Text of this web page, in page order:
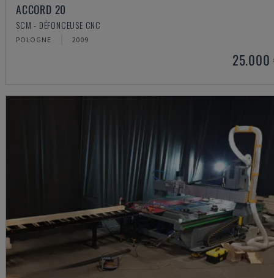
ACCORD 20
SCM - DÉFONCEUSE CNC
POLOGNE 2009
25.000